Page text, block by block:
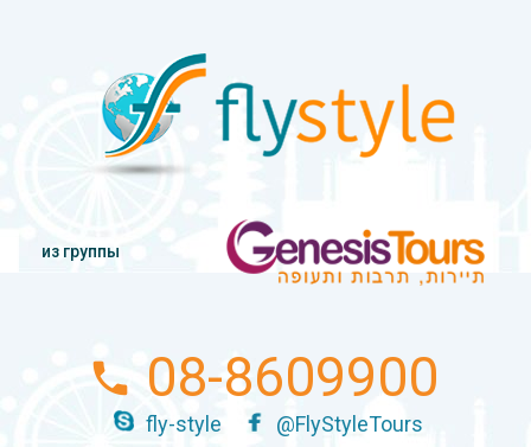
из группы
08-8609900
fly-style @FlyStyleTours